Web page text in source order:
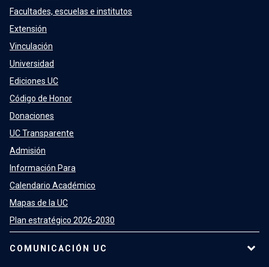
Facultades, escuelas e institutos
Extensión
Vinculación
Universidad
Ediciones UC
Código de Honor
Donaciones
UC Transparente
Admisión
Información Para
Calendario Académico
Mapas de la UC
Plan estratégico 2026-2030
COMUNICACIÓN UC